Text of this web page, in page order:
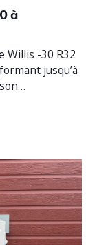
à
Willis -30 R32
jusqu’à